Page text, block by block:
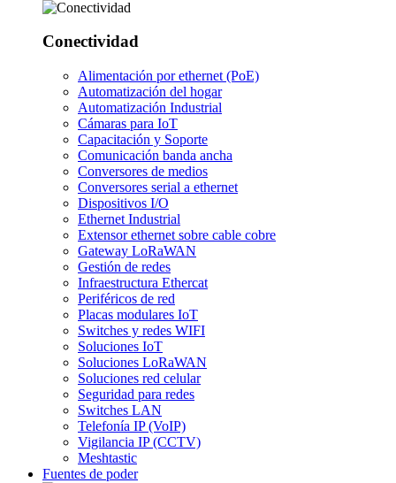
Conectividad
Alimentación por ethernet (PoE)
Automatización del hogar
Automatización Industrial
Cámaras para IoT
Capacitación y Soporte
Comunicación banda ancha
Conversores de medios
Conversores serial a ethernet
Dispositivos I/O
Ethernet Industrial
Extensor ethernet sobre cable cobre
Gateway LoRaWAN
Gestión de redes
Infraestructura Ethercat
Periféricos de red
Placas modulares IoT
Switches y redes WIFI
Soluciones IoT
Soluciones LoRaWAN
Soluciones red celular
Seguridad para redes
Switches LAN
Telefonía IP (VoIP)
Vigilancia IP (CCTV)
Meshtastic
Fuentes de poder